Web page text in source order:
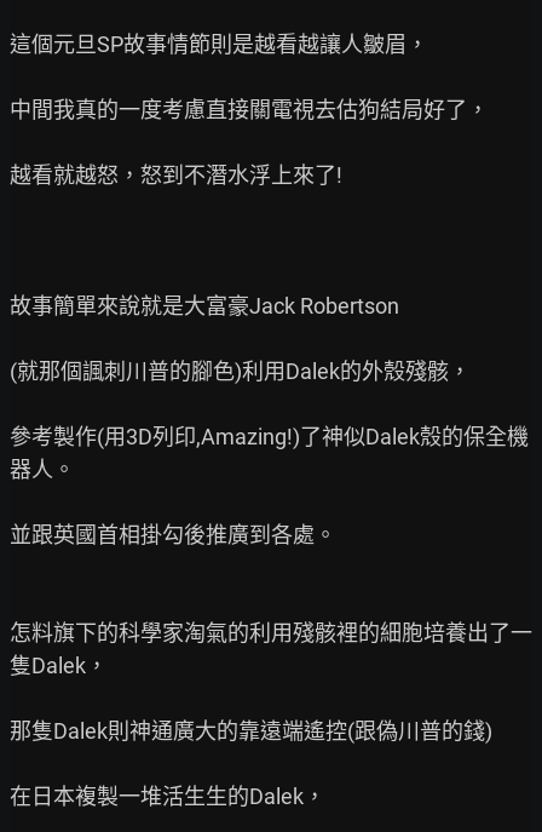
這個元旦SP故事情節則是越看越讓人皺眉，
中間我真的一度考慮直接關電視去估狗結局好了，
越看就越怒，怒到不潛水浮上來了!
故事簡單來說就是大富豪Jack Robertson
(就那個諷刺川普的腳色)利用Dalek的外殼殘骸，
參考製作(用3D列印,Amazing!)了神似Dalek殼的保全機
器人。
並跟英國首相掛勾後推廣到各處。
怎料旗下的科學家淘氣的利用殘骸裡的細胞培養出了一
隻Dalek，
那隻Dalek則神通廣大的靠遠端遙控(跟偽川普的錢)
在日本複製一堆活生生的Dalek，